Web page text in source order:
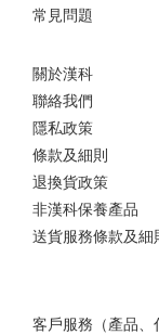
常見問題
關於漢科
聯絡我們
隱私政策
條款及細則
退換貨政策
非漢科保養產品
送貨服務條款及細
客戶服務（產品、